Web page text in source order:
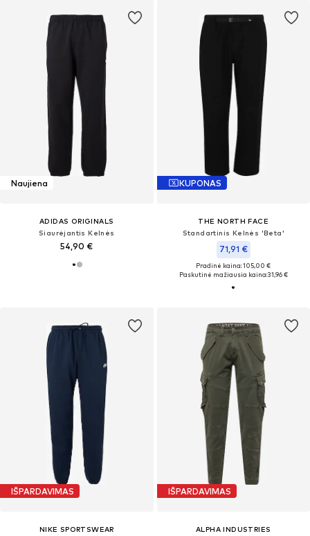
Naujiena
ADIDAS ORIGINALS
Siaurėjantis Kelnės
54,90 €
KUPONAS
THE NORTH FACE
Standartinis Kelnės 'Beta'
71,91 €
Pradinė kaina: 105,00 €
Paskutinė mažiausia kaina:31,96 €
IŠPARDAVIMAS
NIKE SPORTSWEAR
IŠPARDAVIMAS
ALPHA INDUSTRIES